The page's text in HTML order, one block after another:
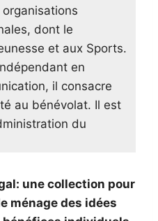
dont le
et aux Sports.
en
il consacre
au bénévolat. Il est
du
une collection pour
ménage des idées